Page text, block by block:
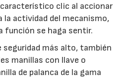
característico clic al accionar
la actividad del mecanismo,
función se haga sentir.
seguridad más alto, también
manillas con llave o
de palanca de la gama